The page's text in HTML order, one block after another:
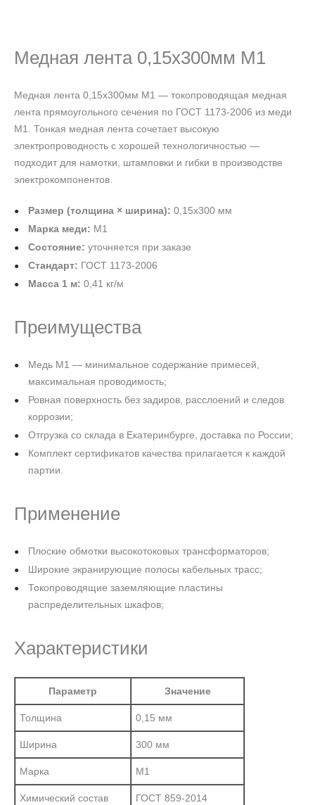
Медная лента 0,15х300мм М1
Медная лента 0,15х300мм М1 — токопроводящая медная
лента прямоугольного сечения по ГОСТ 1173-2006 из меди
М1. Тонкая медная лента сочетает высокую
электропроводность с хорошей технологичностью —
подходит для намотки, штамповки и гибки в производстве
электрокомпонентов.
Размер (толщина × ширина): 0,15х300 мм
Марка меди: М1
Состояние: уточняется при заказе
Стандарт: ГОСТ 1173-2006
Масса 1 м: 0,41 кг/м
Преимущества
Медь М1 — минимальное содержание примесей,
максимальная проводимость;
Ровная поверхность без задиров, расслоений и следов
коррозии;
Отгрузка со склада в Екатеринбурге, доставка по России;
Комплект сертификатов качества прилагается к каждой
партии.
Применение
Плоские обмотки высокотоковых трансформаторов;
Широкие экранирующие полосы кабельных трасс;
Токопроводящие заземляющие пластины
распределительных шкафов;
Характеристики
Параметр Значение
Толщина 0,15 мм
Ширина 300 мм
Марка М1
Химический состав ГОСТ 859-2014